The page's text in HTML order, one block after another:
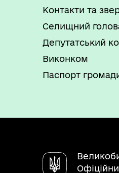
Контакти та
Селищний
Депутатський
Виконком
Паспорт